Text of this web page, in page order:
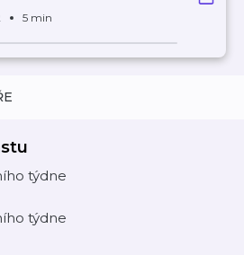
5 min
týdne
týdne